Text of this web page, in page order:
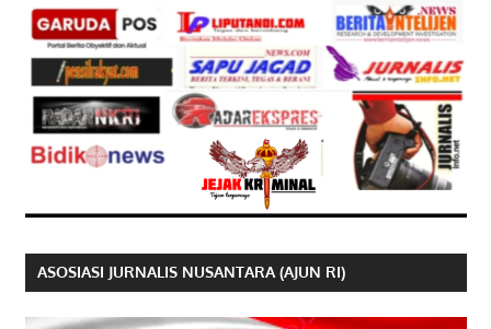
ASOSIASI JURNALIS NUSANTARA (AJUN RI)